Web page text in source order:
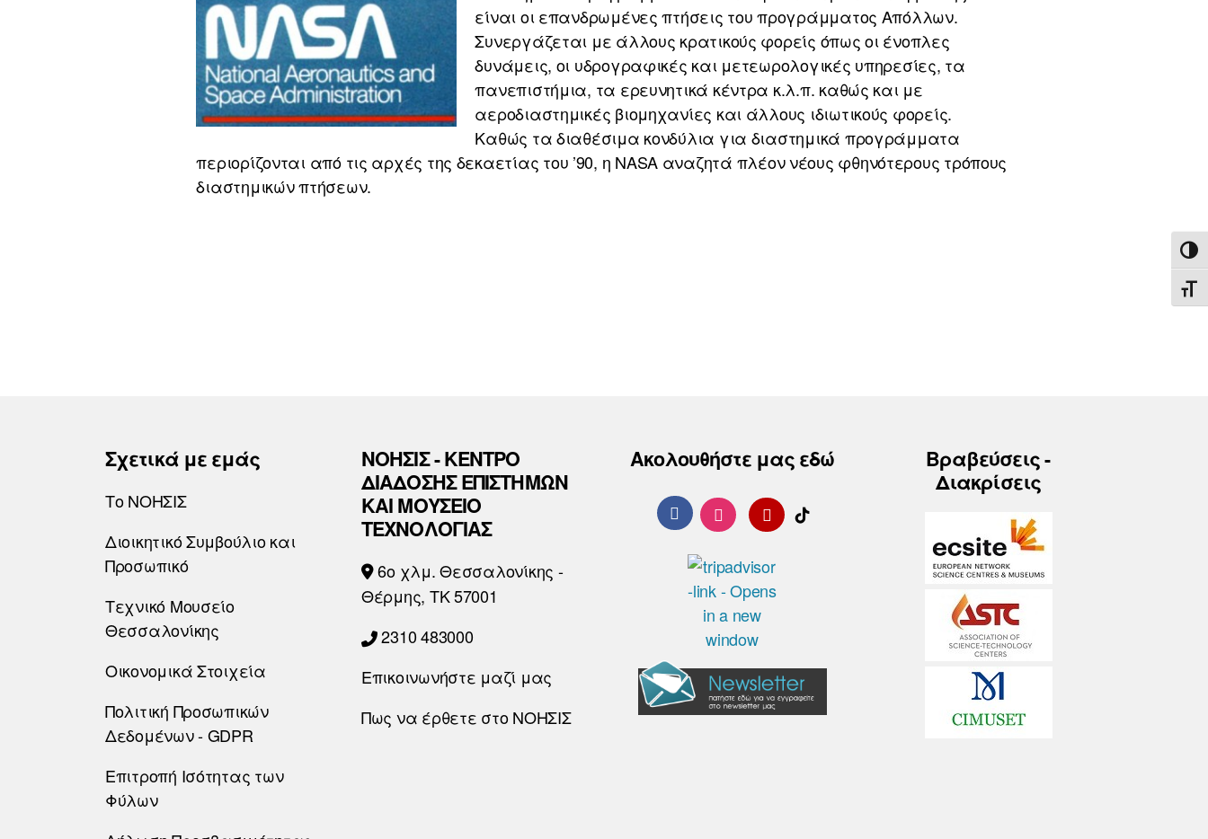
είναι οι επανδρωμένες πτήσεις του προγράμματος Απόλλων.
Συνεργάζεται με άλλους κρατικούς φορείς όπως οι ένοπλες
δυνάμεις, οι υδρογραφικές και μετεωρολογικές υπηρεσίες, τα
πανεπιστήμια, τα ερευνητικά κέντρα κ.λ.π. καθώς και με
αεροδιαστημικές βιομηχανίες και άλλους ιδιωτικούς φορείς.
Καθώς τα διαθέσιμα κονδύλια για διαστημικά προγράμματα
περιορίζονται από τις αρχές της δεκαετίας του ’90, η NASA αναζητά πλέον νέους φθηνότερους τρόπους
διαστημικών πτήσεων.
Σχετικά με εμάς
Το ΝΟΗΣΙΣ
Διοικητικό Συμβούλιο και
Προσωπικό
Τεχνικό Μουσείο
Θεσσαλονίκης
Οικονομικά Στοιχεία
Πολιτική Προσωπικών
Δεδομένων - GDPR
Επιτροπή Ισότητας των
Φύλων
ΝΟΗΣΙΣ - ΚΕΝΤΡΟ
ΔΙΑΔΟΣΗΣ ΕΠΙΣΤΗΜΩΝ
ΚΑΙ ΜΟΥΣΕΙΟ
ΤΕΧΝΟΛΟΓΙΑΣ
6o χλμ. Θεσσαλονίκης -
Θέρμης, ΤΚ 57001
2310 483000
Επικοινωνήστε μαζί μας
Πως να έρθετε στο ΝΟΗΣΙΣ
Ακολουθήστε μας εδώ
Βραβεύσεις -
Διακρίσεις